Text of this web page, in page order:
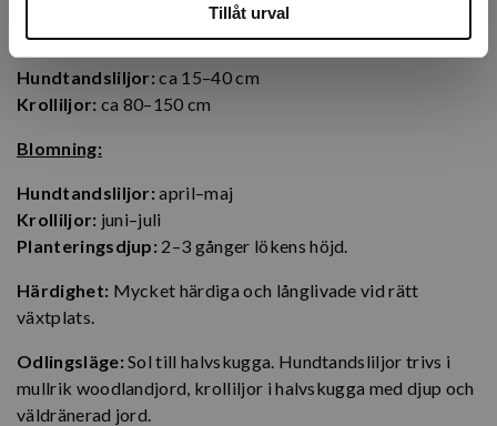
Tillåt urval
Planthöjd:
Hundtandsliljor: ca 15–40 cm
Krolliljor: ca 80–150 cm
Blomning:
Hundtandsliljor:april–maj
Krolliljor: juni–juli
Planteringsdjup: 2–3 gånger lökens höjd.
Härdighet: Mycket härdiga och långlivade vid rätt
växtplats.
Odlingsläge:Sol till halvskugga. Hundtandsliljor trivs i
mullrik woodlandjord, krolliljor i halvskugga med djup och
väldränerad jord.